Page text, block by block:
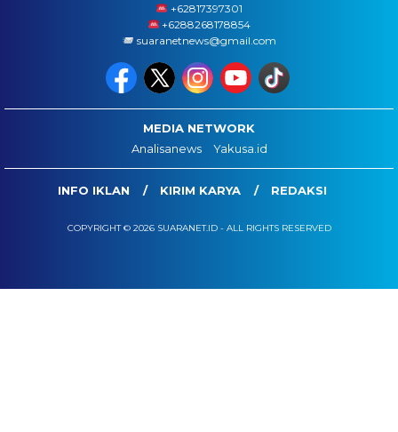
‪+62817397301
+6288268178854
suaranetnews@gmail.com
MEDIA NETWORK
Analisanews
Yakusa.id
INFO IKLAN KIRIM KARYA REDAKSI
COPYRIGHT © 2026 SUARANET.ID - ALL RIGHTS RESERVED